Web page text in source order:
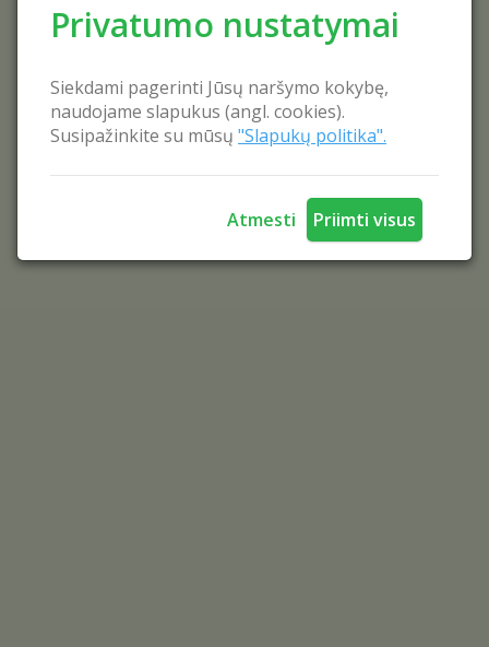
Privatumo nustatymai
Siekdami pagerinti Jūsų naršymo kokybę,
naudojame slapukus (angl. cookies).
Susipažinkite su mūsų "Slapukų politika".
Atmesti Priimti visus